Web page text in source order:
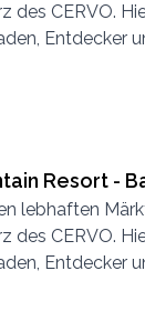
des CERVO.
Entdecker
es
gespeist.
Resort -
lebhaften
des CERVO.
Entdecker
es